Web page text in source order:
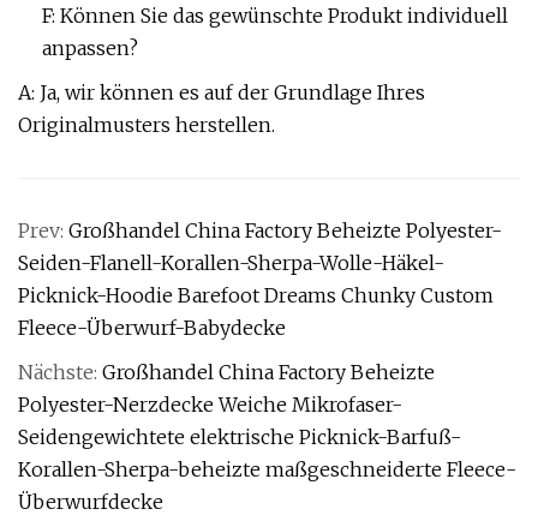
F: Können Sie das gewünschte Produkt individuell
anpassen?
A: Ja, wir können es auf der Grundlage Ihres
Originalmusters herstellen.
Prev: Großhandel China Factory Beheizte Polyester-
Seiden-Flanell-Korallen-Sherpa-Wolle-Häkel-
Picknick-Hoodie Barefoot Dreams Chunky Custom
Fleece-Überwurf-Babydecke
Nächste: Großhandel China Factory Beheizte
Polyester-Nerzdecke Weiche Mikrofaser-
Seidengewichtete elektrische Picknick-Barfuß-
Korallen-Sherpa-beheizte maßgeschneiderte Fleece-
Überwurfdecke